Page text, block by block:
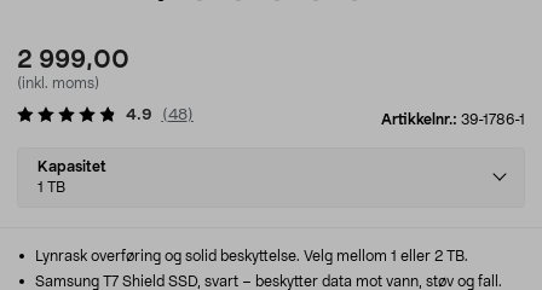
2 999,00
(inkl. moms)
Artikkelnr.: 39-1786-1
4.9 (48)
Select
variant
Kapasitet
1 TB
Lynrask overføring og solid beskyttelse. Velg mellom 1 eller 2 TB.
Samsung T7 Shield SSD, svart – beskytter data mot vann, støv og fall.